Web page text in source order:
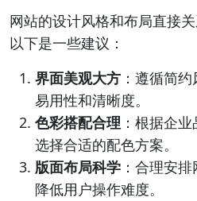
网站的设计风格和布局直接关
以下是一些建议：
界面美观大方 ：遵循简
易用性和清晰度。
色彩搭配合理 ：根据企
选择合适的配色方案。
版面布局科学 ：合理安
降低用户操作难度。